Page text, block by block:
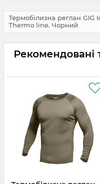
Термобілизна реглан GIG
Thermo line. Чорний
Рекомендовані